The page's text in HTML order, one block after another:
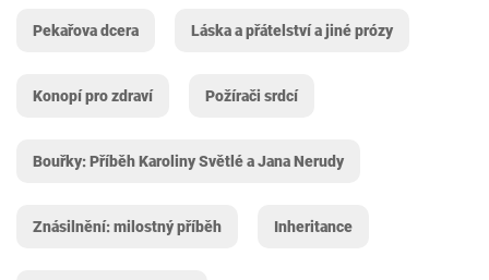
Pekařova dcera Láska a přátelství a jiné prózy
Konopí pro zdraví Požírači srdcí
Bouřky: Příběh Karoliny Světlé a Jana Nerudy
Znásilnění: milostný příběh Inheritance